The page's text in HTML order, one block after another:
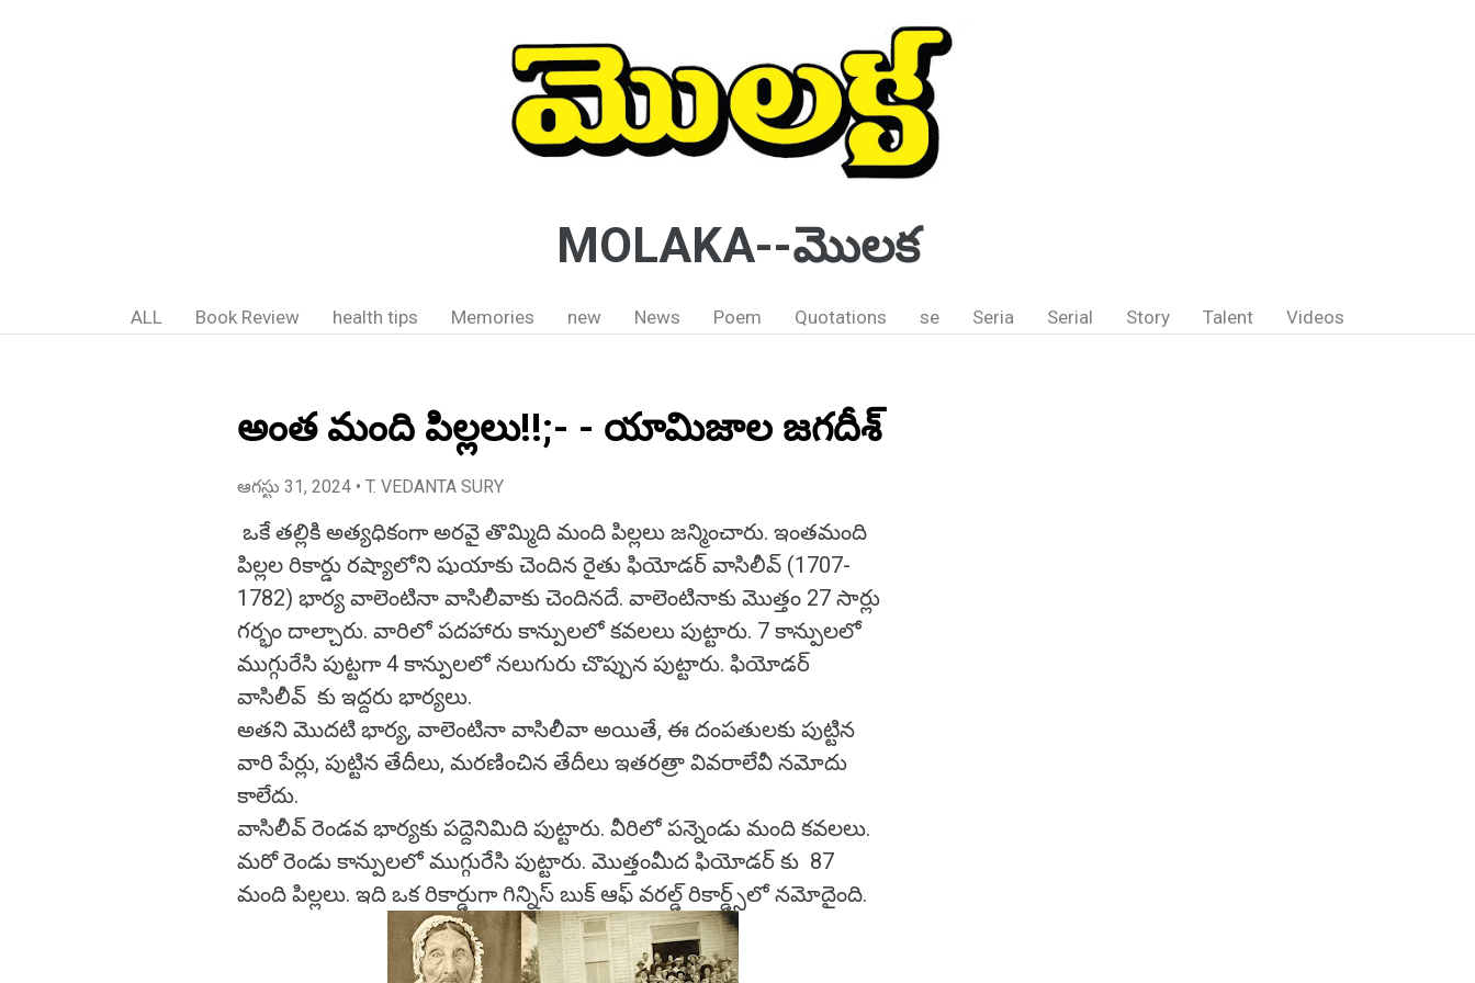
MOLAKA--మొలక
ALL Book Review health tips Memories new News Poem Quotations se Seria Serial Story Talent Videos
అంత మంది పిల్లలు!!;- - యామిజాల జగదీశ్
ఆగస్టు 31, 2024 • T. VEDANTA SURY
ఒకే తల్లికి అత్యధికంగా అరవై తొమ్మిది మంది పిల్లలు జన్మించారు. ఇంతమంది
పిల్లల రికార్డు రష్యాలోని షుయాకు చెందిన రైతు ఫియోడర్ వాసిలీవ్ (1707-
1782) భార్య వాలెంటినా వాసిలీవాకు చెందినదే. వాలెంటినాకు మొత్తం 27 సార్లు
గర్భం దాల్చారు. వారిలో పదహారు కాన్పులలో కవలలు పుట్టారు. 7 కాన్పులలో
ముగ్గురేసి పుట్టగా 4 కాన్పులలో నలుగురు చొప్పున పుట్టారు. ఫియోడర్
వాసిలీవ్ కు ఇద్దరు భార్యలు.
అతని మొదటి భార్య, వాలెంటినా వాసిలీవా అయితే, ఈ దంపతులకు పుట్టిన
వారి పేర్లు, పుట్టిన తేదీలు, మరణించిన తేదీలు ఇతరత్రా వివరాలేవీ నమోదు
కాలేదు.
వాసిలీవ్ రెండవ భార్యకు పద్దెనిమిది పుట్టారు. వీరిలో పన్నెండు మంది కవలలు.
మరో రెండు కాన్పులలో ముగ్గురేసి పుట్టారు. మొత్తంమీద ఫియోడర్ కు 87
మంది పిల్లలు. ఇది ఒక రికార్డుగా గిన్నిస్ బుక్ ఆఫ్ వరల్డ్ రికార్డ్స్‌లో నమోదైంది.